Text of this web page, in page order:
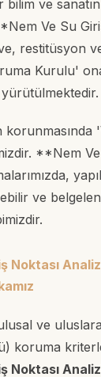
ve
Ve Su
restitüsyon
Kurulu'
**Nem Ve
ve
Noktası
ve
koruma
Noktası